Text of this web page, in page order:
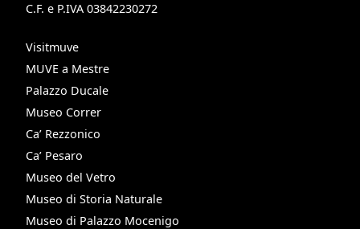
C.F. e P.IVA 03842230272
Visitmuve
MUVE a Mestre
Palazzo Ducale
Museo Correr
Ca’ Rezzonico
Ca’ Pesaro
Museo del Vetro
Museo di Storia Naturale
Museo di Palazzo Mocenigo